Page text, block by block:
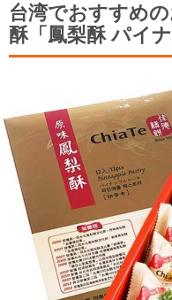
台湾でおすすめ
酥「鳳梨酥 パイ